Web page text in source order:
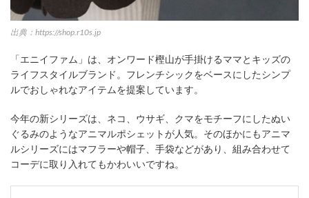
出典：https://shop.r10s.jp
「エニイファム」は、オンワード樫山が手掛けるママとキッズの
ライフスタイルブランド。フレンチシックをベースにしたシンプ
ルでおしゃれなアイテムを提案しています。
今年の新シリーズは、ネコ、ウサギ、クマをモチーフにしたぬい
ぐるみのようなアニマルポシェットが人気。そのほかにもアニマ
ルシリーズにはマフラーや帽子、手袋などがあり、組み合わせて
コーデに取り入れてもかわいいですね。